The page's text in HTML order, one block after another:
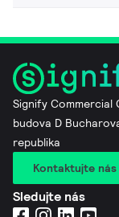
Signify Commercial
budova D
republika
Kontaktujte nás
Sledujte nás